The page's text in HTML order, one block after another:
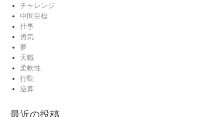
チャレンジ
中間目標
仕事
勇気
夢
天職
柔軟性
行動
逆算
最近の投稿